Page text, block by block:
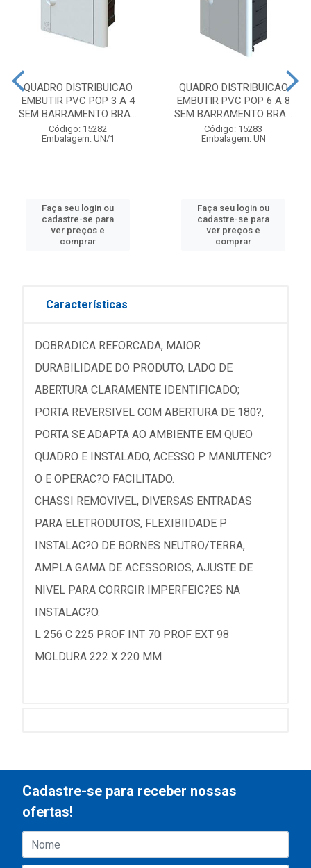
QUADRO DISTRIBUICAO
EMBUTIR PVC POP 3 A 4
SEM BARRAMENTO BRA...
Código: 15282
Embalagem: UN/1
Faça seu login ou
cadastre-se para
ver preços e
comprar
QUADRO DISTRIBUICAO
EMBUTIR PVC POP 6 A 8
SEM BARRAMENTO BRA...
Código: 15283
Embalagem: UN
Faça seu login ou
cadastre-se para
ver preços e
comprar
Características
DOBRADICA REFORCADA, MAIOR
DURABILIDADE DO PRODUTO, LADO DE
ABERTURA CLARAMENTE IDENTIFICADO;
PORTA REVERSIVEL COM ABERTURA DE 180?,
PORTA SE ADAPTA AO AMBIENTE EM QUEO
QUADRO E INSTALADO, ACESSO P MANUTENC?
O E OPERAC?O FACILITADO.
CHASSI REMOVIVEL, DIVERSAS ENTRADAS
PARA ELETRODUTOS, FLEXIBIIDADE P
INSTALAC?O DE BORNES NEUTRO/TERRA,
AMPLA GAMA DE ACESSORIOS, AJUSTE DE
NIVEL PARA CORRGIR IMPERFEIC?ES NA
INSTALAC?O.
L 256 C 225 PROF INT 70 PROF EXT 98
MOLDURA 222 X 220 MM
Cadastre-se para receber nossas
ofertas!